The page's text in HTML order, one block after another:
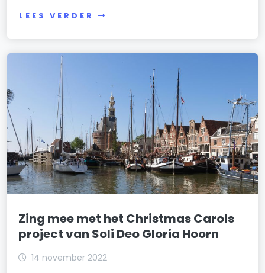
LEES VERDER
Zing mee met het Christmas Carols
project van Soli Deo Gloria Hoorn
14 november 2022